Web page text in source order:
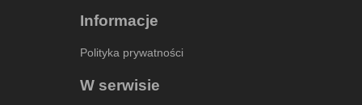
Informacje
Polityka prywatności
W serwisie